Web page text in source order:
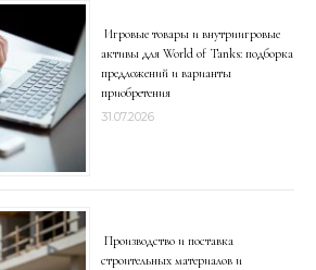
Игровые товары и внутриигровые
активы для World of Tanks: подборка
предложений и варианты
приобретения
31.07.2026
Производство и поставка
строительных материалов и